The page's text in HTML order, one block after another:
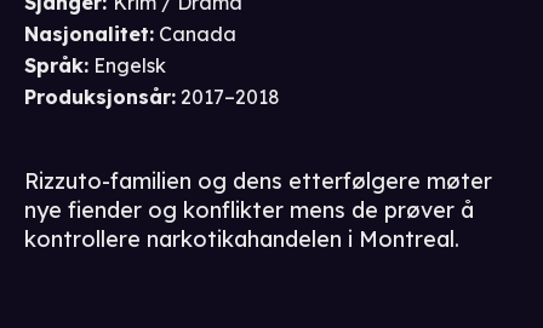
Nasjonalitet: Canada
Språk: Engelsk
Produksjonsår: 2017–2018
Rizzuto-familien og dens etterfølgere møter
nye fiender og konflikter mens de prøver å
kontrollere narkotikahandelen i Montreal.